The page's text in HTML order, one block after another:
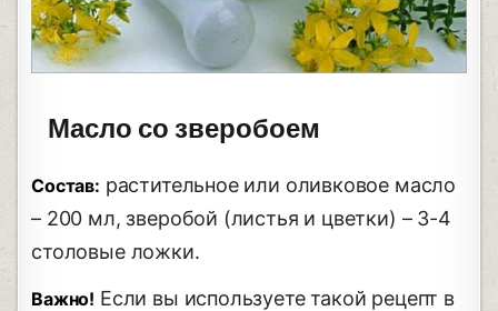
Масло со зверобоем
Состав: растительное или оливковое масло
– 200 мл, зверобой (листья и цветки) – 3-4
столовые ложки.
Важно! Если вы используете такой рецепт в